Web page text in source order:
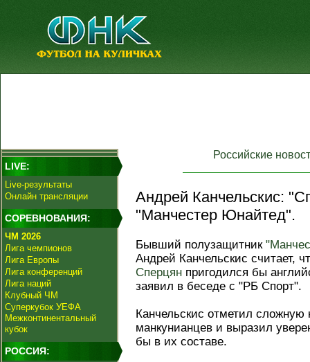
LIVE:
Live-результаты
Онлайн трансляции
СОРЕВНОВАНИЯ:
ЧМ 2026
Лига чемпионов
Лига Европы
Лига конференций
Лига наций
Клубный ЧМ
Суперкубок УЕФА
Межконтинентальный
кубок
РОССИЯ:
Российские
Андрей Канчельскис:
"Манчестер Юнайтед".
Бывший полузащитник
Андрей Канчельскис считает,
Сперцян пригодился бы
заявил в беседе с "РБ Спорт".
Канчельскис отметил
манкунианцев и выразил
бы в их составе.